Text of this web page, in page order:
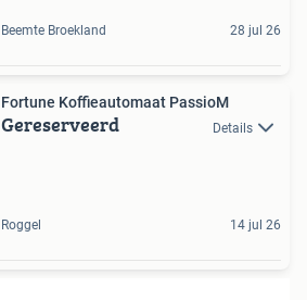
Beemte Broekland 28 jul 26
Fortune Koffieautomaat PassioM
Gereserveerd Details
Roggel 14 jul 26